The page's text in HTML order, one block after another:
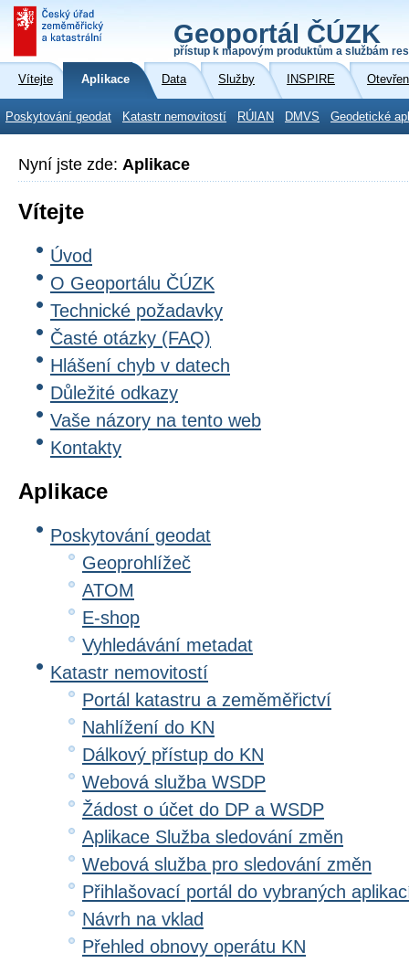
Geoportál ČÚZK
přístup k mapovým produktům a službám
Vítejte Aplikace Data Služby INSPIRE
Poskytování geodat Katastr nemovitostí RÚIAN DMVS Geodetické
Nyní jste zde: Aplikace
Vítejte
Úvod
O Geoportálu ČÚZK
Technické požadavky
Časté otázky (FAQ)
Hlášení chyb v datech
Důležité odkazy
Vaše názory na tento web
Kontakty
Aplikace
Poskytování geodat
Geoprohlížeč
ATOM
E-shop
Vyhledávání metadat
Katastr nemovitostí
Portál katastru a zeměměřictví
Nahlížení do KN
Dálkový přístup do KN
Webová služba WSDP
Žádost o účet do DP a WSDP
Aplikace Služba sledování změn
Webová služba pro sledování změn
Přihlašovací portál do vybraných
Návrh na vklad
Přehled obnovy operátu KN